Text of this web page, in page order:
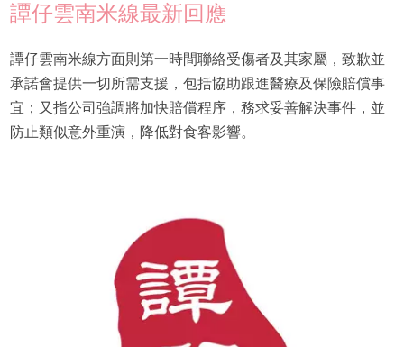
譚仔雲南米線最新回應
譚仔雲南米線方面則第一時間聯絡受傷者及其家屬，致歉並
承諾會提供一切所需支援，包括協助跟進醫療及保險賠償事
宜；又指公司強調將加快賠償程序，務求妥善解決事件，並
防止類似意外重演，降低對食客影響。